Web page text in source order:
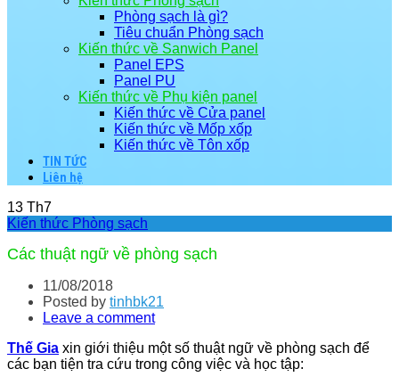
Phòng sạch là gì?
Tiêu chuẩn Phòng sạch
Kiến thức về Sanwich Panel
Panel EPS
Panel PU
Kiến thức về Phụ kiện panel
Kiến thức về Cửa panel
Kiến thức về Mốp xốp
Kiến thức về Tôn xốp
TIN TỨC
Liên hệ
13 Th7
Kiến thức Phòng sạch
Các thuật ngữ về phòng sạch
11/08/2018
Posted by tinhbk21
Leave a comment
Thế Gia xin giới thiệu một số thuật ngữ về phòng sạch để
các bạn tiện tra cứu trong công việc và học tập: